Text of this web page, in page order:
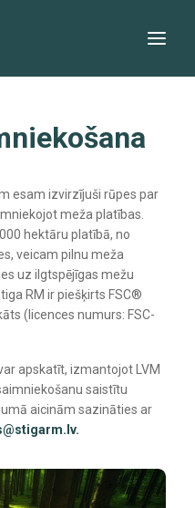
esam izvirzījuši rūpes par
meža platības.
hektāru platībā, no
veicam pilnu meža
uz ilgtspējīgas mežu
RM ir piešķirts FSC®
(licences numurs: FSC-
apskatīt, izmantojot LVM
saistītu
aicinām sazināties ar